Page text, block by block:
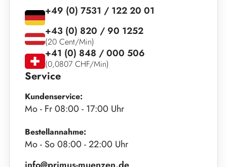
Service
Kundenservice:
Mo - Fr 08:00 - 17:00 Uhr
Bestellannahme:
Mo - So 08:00 - 22:00 Uhr
+49 (0) 7531 / 122 20 01
+43 (0) 820 / 90 1252
(20 Cent/Min)
+41 (0) 848 / 000 506
(0,0807 CHF/Min)